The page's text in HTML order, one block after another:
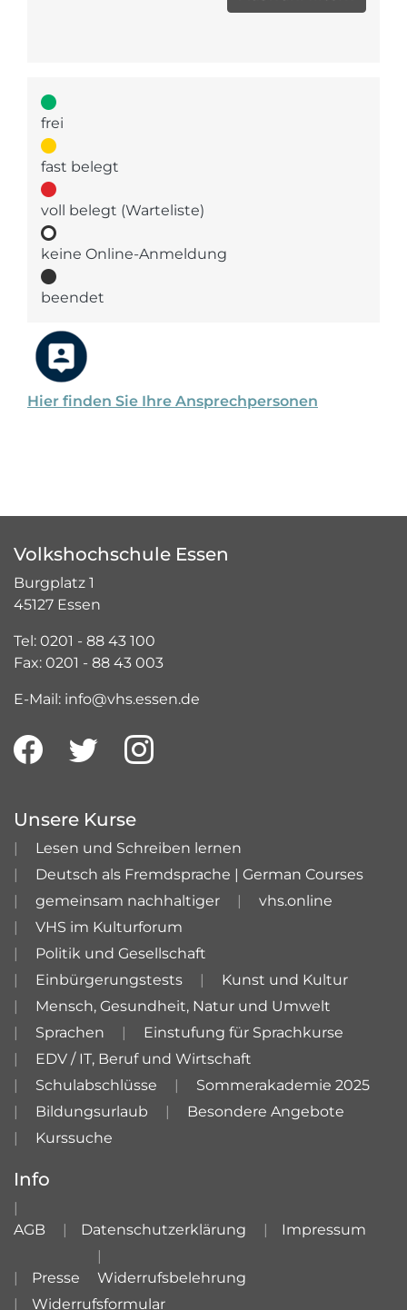
Hier finden Sie Ihre Ansprechpersonen
frei
fast belegt
voll belegt (Warteliste)
keine Online-Anmeldung
beendet
Volkshochschule Essen
Burgplatz 1
45127 Essen
Tel: 0201 - 88 43 100
Fax: 0201 - 88 43 003
E-Mail: info@vhs.essen.de
Unsere Kurse
Lesen und Schreiben lernen
Deutsch als Fremdsprache | German Courses
gemeinsam nachhaltiger
vhs.online
VHS im Kulturforum
Politik und Gesellschaft
Einbürgerungstests
Kunst und Kultur
Mensch, Gesundheit, Natur und Umwelt
Sprachen
Einstufung für Sprachkurse
EDV / IT, Beruf und Wirtschaft
Schulabschlüsse
Sommerakademie 2025
Bildungsurlaub
Besondere Angebote
Kurssuche
Info
AGB Datenschutzerklärung Impressum
Presse
Widerrufsbelehrung
Widerrufsformular